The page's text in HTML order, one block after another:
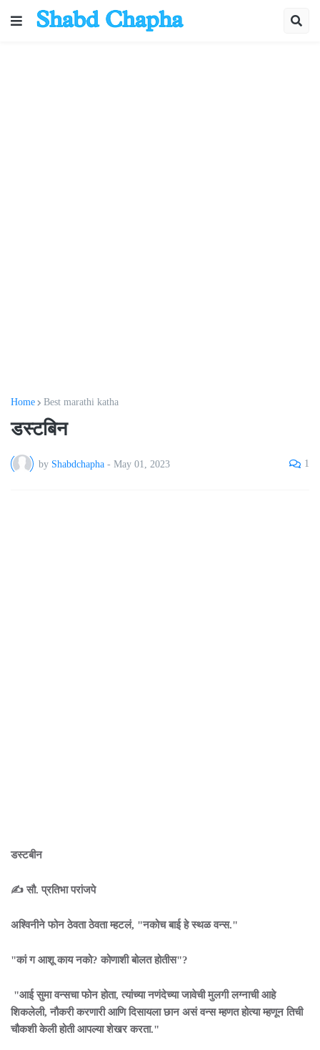
Home Best marathi katha
डस्टबिन
by Shabdchapha - May 01, 2023 1
डस्टबीन
✍️ सौ. प्रतिभा परांजपे
अश्विनीने फोन ठेवता ठेवता म्हटलं, "नकोच बाई हे स्थळ वन्स."
"कां ग आशू काय नको? कोणाशी बोलत होतीस"?
"आई सुमा वन्सचा फोन होता, त्यांच्या नणंदेच्या जावेची मुलगी लग्नाची आहे
शिकलेली, नौकरी करणारी आणि दिसायला छान असं वन्स म्हणत होत्या म्हणून तिची
चौकशी केली होती आपल्या शेखर करता."